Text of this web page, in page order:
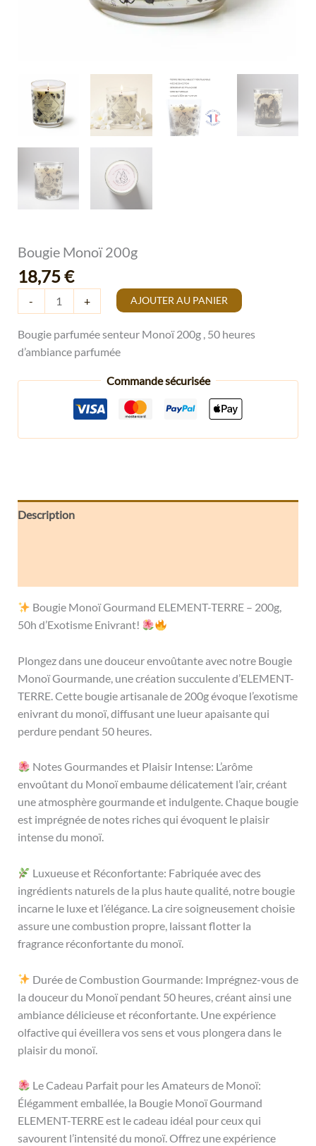
Bougie Monoï 200g
18,75€
- + AJOUTER AU PANIER
Bougie parfumée senteur Monoï 200g , 50 heures
d’ambiance parfumée
Commande sécurisée
Description
Bougie Monoï Gourmand ELEMENT-TERRE – 200g,
50h d’Exotisme Enivrant!
Plongez dans une douceur envoûtante avec notre Bougie
Monoï Gourmande, une création succulente d’ELEMENT-
TERRE. Cette bougie artisanale de 200g évoque l’exotisme
enivrant du monoï, diffusant une lueur apaisante qui
perdure pendant 50 heures.
Notes Gourmandes et Plaisir Intense: L’arôme
envoûtant du Monoï embaume délicatement l’air, créant
une atmosphère gourmande et indulgente. Chaque bougie
est imprégnée de notes riches qui évoquent le plaisir
intense du monoï.
Luxueuse et Réconfortante: Fabriquée avec des
ingrédients naturels de la plus haute qualité, notre bougie
incarne le luxe et l’élégance. La cire soigneusement choisie
assure une combustion propre, laissant flotter la
fragrance réconfortante du monoï.
Durée de Combustion Gourmande: Imprégnez-vous de
la douceur du Monoï pendant 50 heures, créant ainsi une
ambiance délicieuse et réconfortante. Une expérience
olfactive qui éveillera vos sens et vous plongera dans le
plaisir du monoï.
Le Cadeau Parfait pour les Amateurs de Monoï:
Élégamment emballée, la Bougie Monoï Gourmand
ELEMENT-TERRE est le cadeau idéal pour ceux qui
savourent l’intensité du monoï. Offrez une expérience